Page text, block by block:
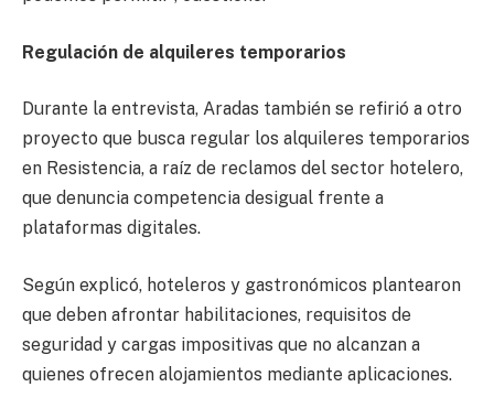
Regulación de alquileres temporarios
Durante la entrevista, Aradas también se refirió a otro
proyecto que busca regular los alquileres temporarios
en Resistencia, a raíz de reclamos del sector hotelero,
que denuncia competencia desigual frente a
plataformas digitales.
Según explicó, hoteleros y gastronómicos plantearon
que deben afrontar habilitaciones, requisitos de
seguridad y cargas impositivas que no alcanzan a
quienes ofrecen alojamientos mediante aplicaciones.